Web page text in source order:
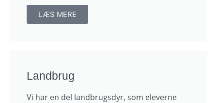
LÆS MERE
Landbrug
Vi har en del landbrugsdyr, som eleverne